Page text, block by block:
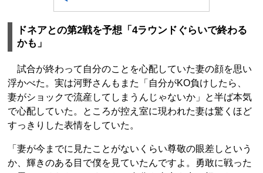
ドネアとの第2戦を予想「4ラウンドぐらいで終わる
かも」
試合が終わって自分のことを心配していた妻の顔を思い
浮かべた。実は河野さんもまた「自分がKO負けしたら、
妻がショックで流産してしまうんじゃないか」と半ば本気
で心配していた。ところが控え室に現われた妻は驚くほど
すっきりした表情をしていた。
「妻が今までに見たことがないくらい尊敬の眼差しという
か、輝きのある目で僕を見ていたんですよ。勇敢に戦った